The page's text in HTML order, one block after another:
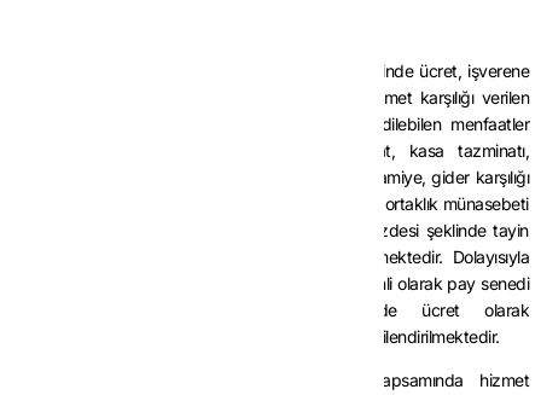
(1) 193 sayılı Kanunun 61 inci maddesinde ücret, işverene
tabi belirli bir işyerine bağlı olarak çalışanlara hizmet karşılığı verilen
para ve ayınlarla sağlanan ve para ile temsil edilebilen menfaatler
olarak tanımlanmıştır. Ücretin ödenek, tazminat, kasa tazminatı,
tahsisat, zam, avans, aidat, huzur hakkı, prim, ikramiye, gider karşılığı
veya başka adlar altında ödenmiş olması veya bir ortaklık münasebeti
niteliğinde olmamak şartı ile kazancın belli bir yüzdesi şeklinde tayin
edilmiş bulunması ücretin mahiyetini değiştirmemektedir. Dolayısıyla
işverenlerce hizmet erbabına bedelsiz veya indirimli olarak pay senedi
verilmek suretiyle sağlanan menfaatler de ücret olarak
değerlendirilmekte ve ücret hükümlerine göre vergilendirilmektedir.
(2) Hizmet erbabıyla yapılan sözleşmeler kapsamında hizmet